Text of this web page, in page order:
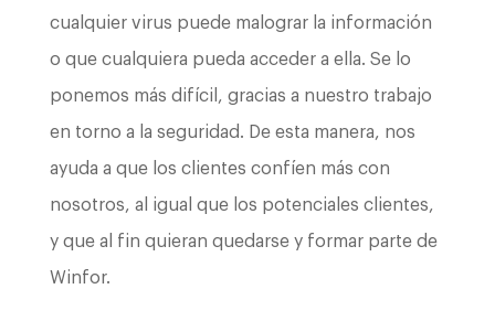
cualquier virus puede malograr la información
o que cualquiera pueda acceder a ella. Se lo
ponemos más difícil, gracias a nuestro trabajo
en torno a la seguridad. De esta manera, nos
ayuda a que los clientes confíen más con
nosotros, al igual que los potenciales clientes,
y que al fin quieran quedarse y formar parte de
Winfor.